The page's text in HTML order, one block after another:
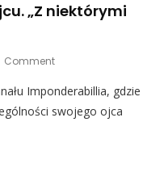
„Z niektórymi
CommentOn
Stuhr
Szczerze
Imponderabillia, gdzie
swojego ojca